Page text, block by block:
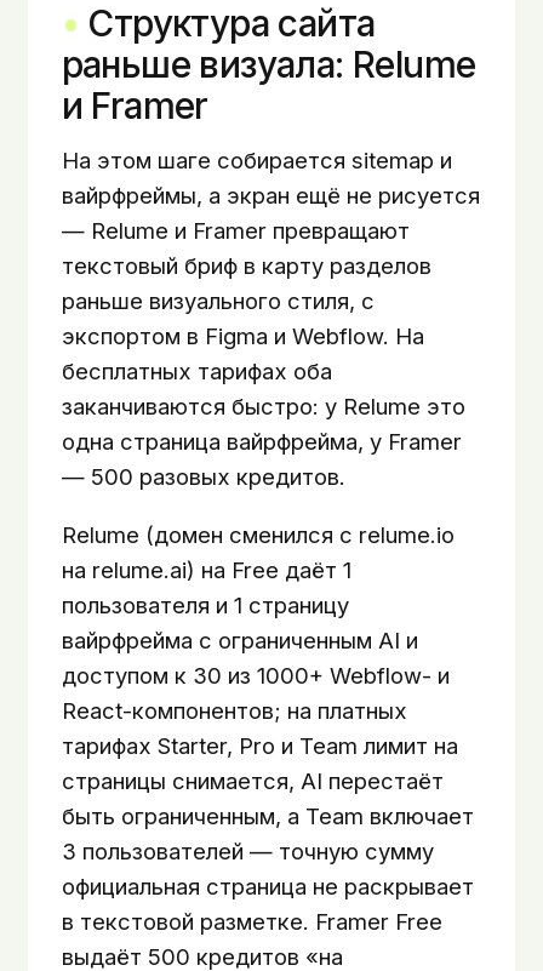
Структура сайта
раньше визуала: Relume
и Framer
На этом шаге собирается sitemap и
вайрфреймы, а экран ещё не рисуется
— Relume и Framer превращают
текстовый бриф в карту разделов
раньше визуального стиля, с
экспортом в Figma и Webflow. На
бесплатных тарифах оба
заканчиваются быстро: у Relume это
одна страница вайрфрейма, у Framer
— 500 разовых кредитов.
Relume (домен сменился с relume.io
на relume.ai) на Free даёт 1
пользователя и 1 страницу
вайрфрейма с ограниченным AI и
доступом к 30 из 1000+ Webflow- и
React-компонентов; на платных
тарифах Starter, Pro и Team лимит на
страницы снимается, AI перестаёт
быть ограниченным, а Team включает
3 пользователей — точную сумму
официальная страница не раскрывает
в текстовой разметке. Framer Free
выдаёт 500 кредитов «на